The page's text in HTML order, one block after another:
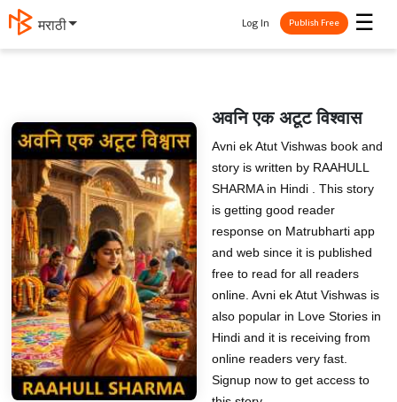
मराठी ☰
Log In Publish Free
अवनि एक अटूट विश्वास
Avni ek Atut Vishwas book and
story is written by RAAHULL
SHARMA in Hindi . This story
is getting good reader
response on Matrubharti app
and web since it is published
free to read for all readers
online. Avni ek Atut Vishwas is
also popular in Love Stories in
Hindi and it is receiving from
online readers very fast.
Signup now to get access to